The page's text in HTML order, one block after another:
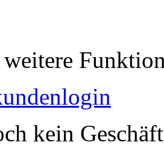
weitere
kein